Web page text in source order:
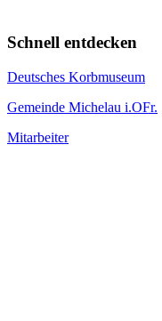
Schnell entdecken
Deutsches Korbmuseum
Gemeinde Michelau i.OFr.
Mitarbeiter